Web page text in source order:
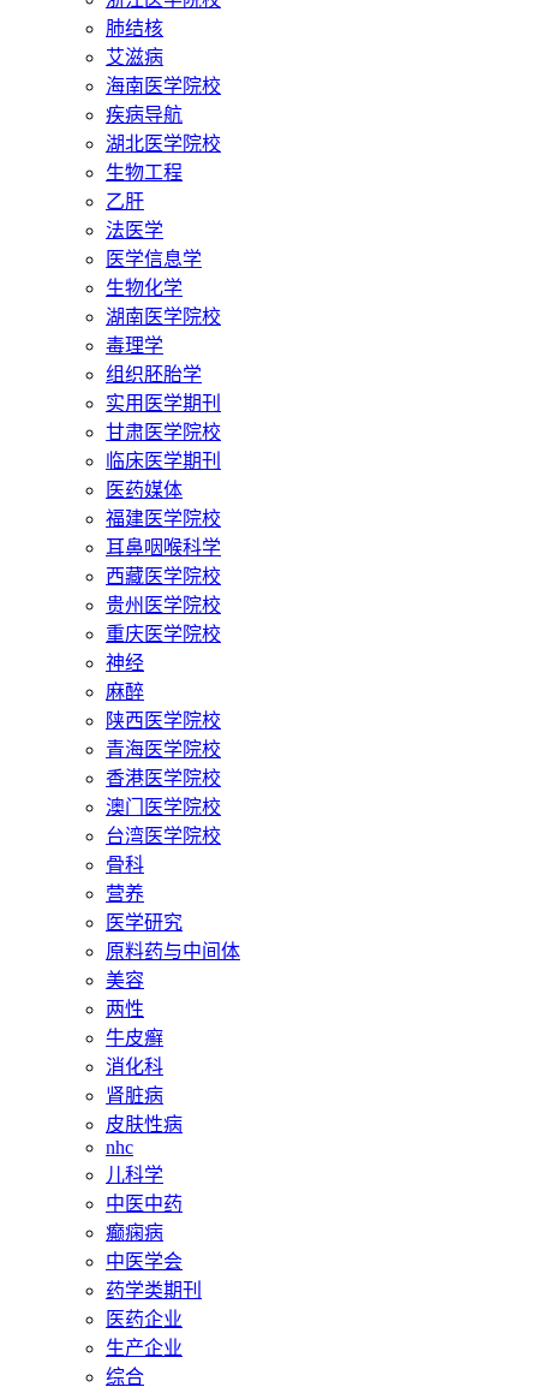
肺结核
艾滋病
海南医学院校
疾病导航
湖北医学院校
生物工程
乙肝
法医学
医学信息学
生物化学
湖南医学院校
毒理学
组织胚胎学
实用医学期刊
甘肃医学院校
临床医学期刊
医药媒体
福建医学院校
耳鼻咽喉科学
西藏医学院校
贵州医学院校
重庆医学院校
神经
麻醉
陕西医学院校
青海医学院校
香港医学院校
澳门医学院校
台湾医学院校
骨科
营养
医学研究
原料药与中间体
美容
两性
牛皮癣
消化科
肾脏病
皮肤性病
nhc
儿科学
中医中药
癫痫病
中医学会
药学类期刊
医药企业
生产企业
综合